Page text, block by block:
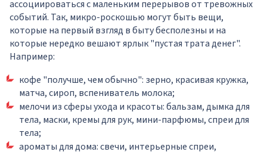
ассоциироваться с маленьким перерывов от тревожных
событий. Так, микро-роскошью могут быть вещи,
которые на первый взгляд в быту бесполезны и на
которые нередко вешают ярлык "пустая трата денег".
Например:
кофе "получше, чем обычно": зерно, красивая кружка,
матча, сироп, вспениватель молока;
мелочи из сферы ухода и красоты: бальзам, дымка для
тела, маски, кремы для рук, мини-парфюмы, спреи для
тела;
ароматы для дома: свечи, интерьерные спреи,